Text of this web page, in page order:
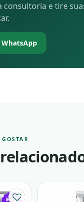
consultoria e tire